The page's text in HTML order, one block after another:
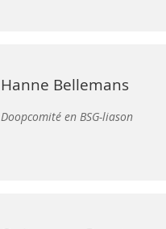
Hanne Bellemans
Doopcomité en BSG-liason